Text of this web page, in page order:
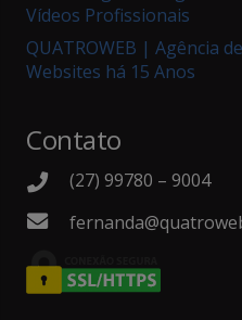
Vídeos Profissionais
QUATROWEB | Agência
Websites há 15 Anos
Contato
(27) 99780 – 9004